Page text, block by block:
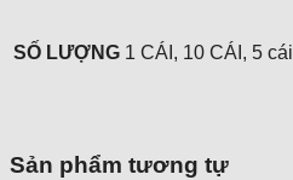
SỐ LƯỢNG 1 CÁI, 10 CÁI, 5 cái
Sản phẩm tương tự